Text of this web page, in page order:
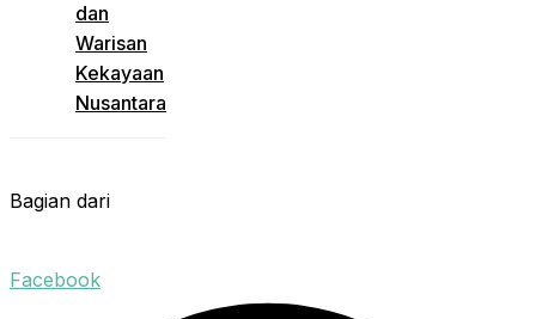
dan
Warisan
Kekayaan
Nusantara
Bagian dari
Facebook